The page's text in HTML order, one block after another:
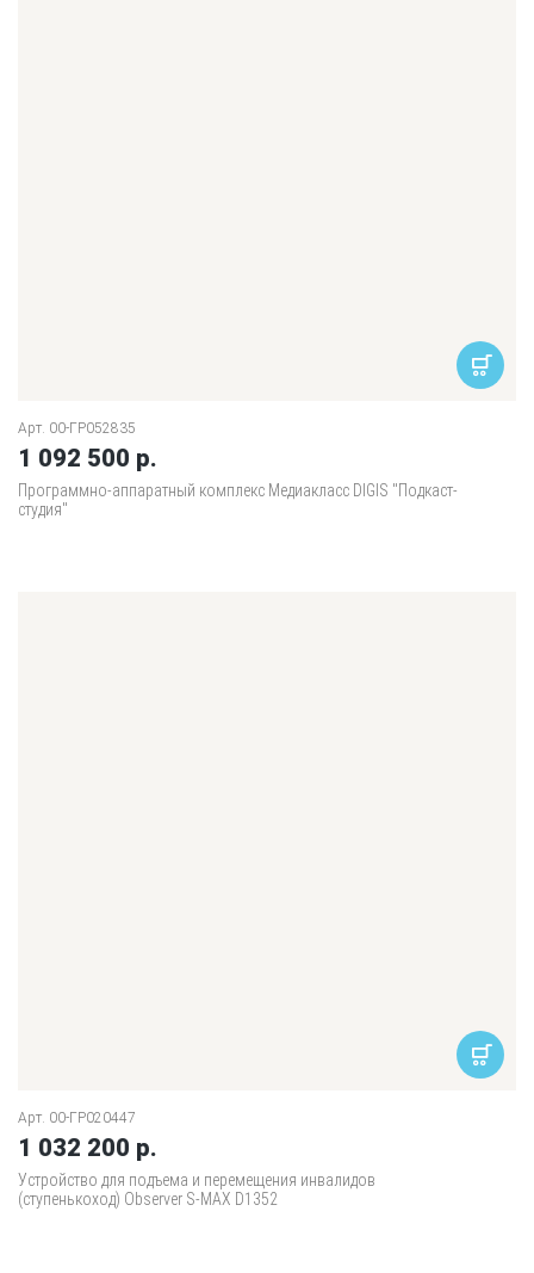
Арт. 00-ГР052835
1 092 500 р.
Программно-аппаратный комплекс Медиакласс DIGIS "Подкаст-
студия"
Арт. 00-ГР020447
1 032 200 р.
Устройство для подъема и перемещения инвалидов
(ступенькоход) Observer S-MAX D1352